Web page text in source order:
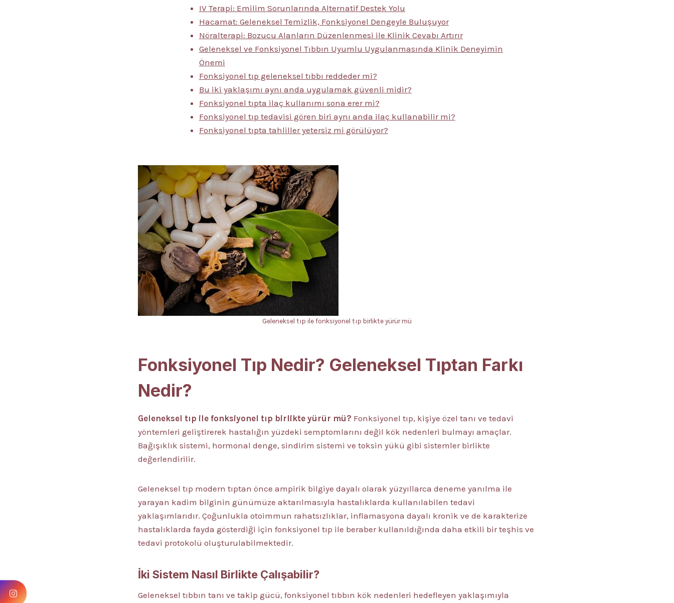
IV Terapi: Emilim Sorunlarında Alternatif Destek Yolu
Hacamat: Geleneksel Temizlik, Fonksiyonel Dengeyle Buluşuyor
Nöralterapi: Bozucu Alanların Düzenlenmesi ile Klinik Cevabı Artırır
Geleneksel ve Fonksiyonel Tıbbın Uyumlu Uygulanmasında Klinik Deneyimin
Önemi
Fonksiyonel tıp geleneksel tıbbı reddeder mi?
Bu iki yaklaşımı aynı anda uygulamak güvenli midir?
Fonksiyonel tıpta ilaç kullanımı sona erer mi?
Fonksiyonel tıp tedavisi gören biri aynı anda ilaç kullanabilir mi?
Fonksiyonel tıpta tahliller yetersiz mi görülüyor?
Geleneksel tıp ile fonksiyonel tıp birlikte yürür mü
Fonksiyonel Tıp Nedir? Geleneksel Tıptan Farkı
Nedir?
Geleneksel tıp ile fonksiyonel tıp birlikte yürür mü? Fonksiyonel tıp, kişiye özel tanı ve tedavi
yöntemleri geliştirerek hastalığın yüzdeki semptomlarını değil kök nedenleri bulmayı amaçlar.
Bağışıklık sistemi, hormonal denge, sindirim sistemi ve toksin yükü gibi sistemler birlikte
değerlendirilir.
Geleneksel tıp modern tıptan önce ampirik bilgiye dayalı olarak yüzyıllarca deneme yanılma ile
yarayan kadim bilginin günümüze aktarılmasıyla hastalıklarda kullanılabilen tedavi
yaklaşımlarıdır. Çoğunlukla otoimmun rahatsızlıklar, inflamasyona dayalı kronik ve de karakterize
hastalıklarda fayda gösterdiği için fonksiyonel tıp ile beraber kullanıldığında daha etkili bir teşhis ve
tedavi protokolü oluşturulabilmektedir.
İki Sistem Nasıl Birlikte Çalışabilir?
Geleneksel tıbbın tanı ve takip gücü, fonksiyonel tıbbın kök nedenleri hedefleyen yaklaşımıyla